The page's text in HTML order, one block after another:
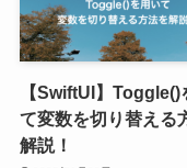
【SwiftUI】Toggle()
て変数を切り替える
解説！